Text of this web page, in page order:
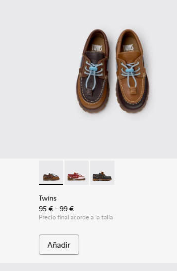
de piel multicolor para niños.
de piel marrón para niños.
Zapatos náuticos de piel azules para niños con
Twins - K800416-007 - Náuticos de
Twins - K800416-008 -
Twins - K800416-001 -
Twins
95 € - 99 €
Precio final acorde a la talla
Añadir